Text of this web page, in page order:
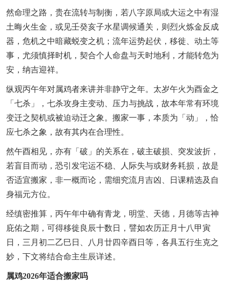
然命理之路，贵在流转与制衡，若八字原局或大运之中有湿
土晦火生金，或见壬癸亥子水星调候通关，则烈火炼金反成
器，危机之中暗藏蜕变之机；流年运势起伏，移徙、动土等
事，尤须慎择时机，契合个人命盘与天时地利，才能转危为
安，纳吉迎祥。
纵观丙午年对属鸡者来讲并非静守之年。太岁午火为酉金之
「七杀」，七杀攻身主变动、压力与挑战，故本年常有环境
变迁之契机或被迫动迁之象。搬家一事，本质为「动」，恰
应七杀之象，故有其内在合理性。
然午酉相见，亦有「破」的关系在，破主破损、突发波折，
若盲目而动，恐引发宅运不稳、人际失与或财务耗损，故是
否适宜搬家，非一概而论，需细究流月吉凶、日课精选及自
身福元方位。
经缜密推算，丙午年中确有青龙，明堂、天德，月德等吉神
庇佑之期，可得移徙良辰十数日，譬如农历正月十八甲寅
日，三月初二乙巳日、八月廿四辛酉日等，各具五行生克之
妙，下文将结合命主生辰详述。
属鸡2026年适合搬家吗